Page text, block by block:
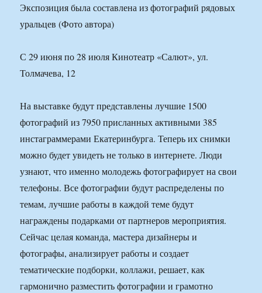
Экспозиция была составлена из фотографий рядовых
уральцев (Фото автора)
С 29 июня по 28 июля Кинотеатр «Салют», ул.
Толмачева, 12
На выставке будут представлены лучшие 1500
фотографий из 7950 присланных активными 385
инстаграммерами Екатеринбурга. Теперь их снимки
можно будет увидеть не только в интернете. Люди
узнают, что именно молодежь фотографирует на свои
телефоны. Все фотографии будут распределены по
темам, лучшие работы в каждой теме будут
награждены подарками от партнеров мероприятия.
Сейчас целая команда, мастера дизайнеры и
фотографы, анализирует работы и создает
тематические подборки, коллажи, решает, как
гармонично разместить фотографии и грамотно